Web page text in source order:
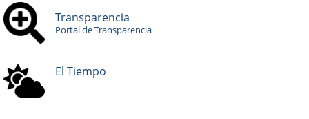
Transparencia
Portal de Transparencia
El Tiempo